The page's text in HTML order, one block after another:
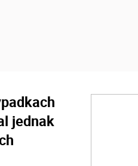
jednak